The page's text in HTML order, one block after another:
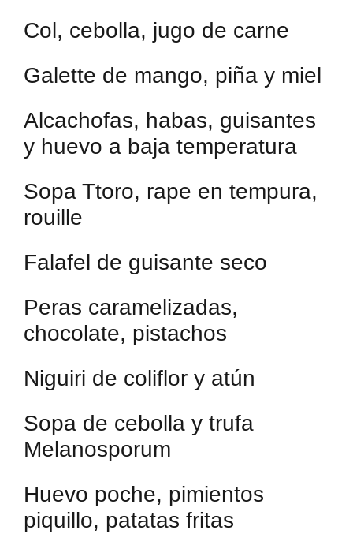
Col, cebolla, jugo de carne
Galette de mango, piña y miel
Alcachofas, habas, guisantes
y huevo a baja temperatura
Sopa Ttoro, rape en tempura,
rouille
Falafel de guisante seco
Peras caramelizadas,
chocolate, pistachos
Niguiri de coliflor y atún
Sopa de cebolla y trufa
Melanosporum
Huevo poche, pimientos
piquillo, patatas fritas